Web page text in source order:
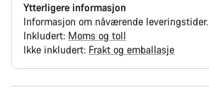
Ytterligere informasjon
Informasjon om nåværende leveringstider.
Inkludert: Moms og toll
Ikke inkludert: Frakt og emballasje